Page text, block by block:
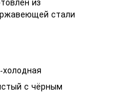
стали
холодная
с чёрным